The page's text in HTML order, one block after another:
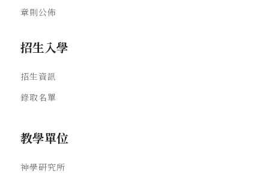
章則公佈
招生入學
招生資訊
錄取名單
教學單位
神學研究所